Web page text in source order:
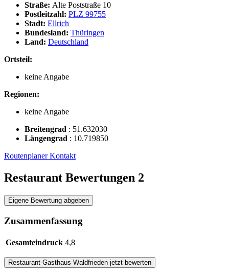
Straße: Alte Poststraße 10
Postleitzahl: PLZ 99755
Stadt: Ellrich
Bundesland: Thüringen
Land: Deutschland
Ortsteil:
keine Angabe
Regionen:
keine Angabe
Breitengrad : 51.632030
Längengrad : 10.719850
RoutenplanerKontakt
Restaurant Bewertungen 2
Eigene Bewertung abgeben
Zusammenfassung
Gesamteindruck 4,8
Restaurant Gasthaus Waldfrieden jetzt bewerten